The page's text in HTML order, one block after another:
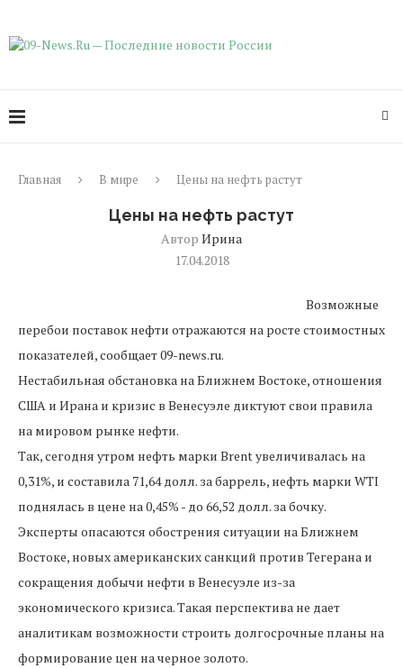
Главная В мире Цены на нефть растут
Цены на нефть растут
Автор Ирина
17.04.2018
Возможные
перебои поставок нефти отражаются на росте стоимостных
показателей, сообщает 09-news.ru.
Нестабильная обстановка на Ближнем Востоке, отношения
США и Ирана и кризис в Венесуэле диктуют свои правила
на мировом рынке нефти.
Так, сегодня утром нефть марки Brent увеличивалась на
0,31%, и составила 71,64 долл. за баррель, нефть марки WTI
поднялась в цене на 0,45% - до 66,52 долл. за бочку.
Эксперты опасаются обострения ситуации на Ближнем
Востоке, новых американских санкций против Тегерана и
сокращения добычи нефти в Венесуэле из-за
экономического кризиса. Такая перспектива не дает
аналитикам возможности строить долгосрочные планы на
формирование цен на черное золото.